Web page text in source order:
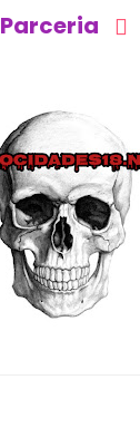
Parceria